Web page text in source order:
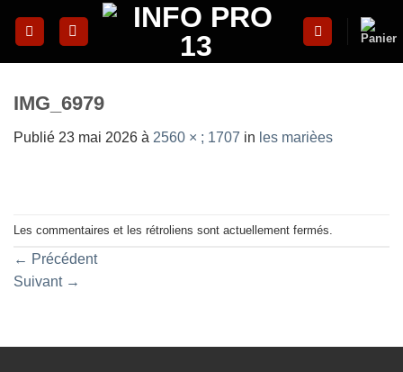
IMG_6979
Publié 23 mai 2026 à 2560 × ; 1707 in les marièes
Les commentaires et les rétroliens sont actuellement fermés.
← Précédent
Suivant →